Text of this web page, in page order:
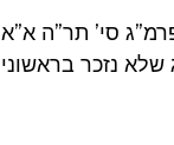
סי’ תר”ה
שלא נזכר